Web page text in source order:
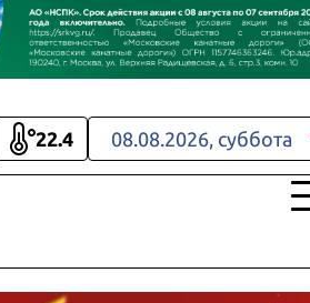
22.4 08.08.2026, суббота